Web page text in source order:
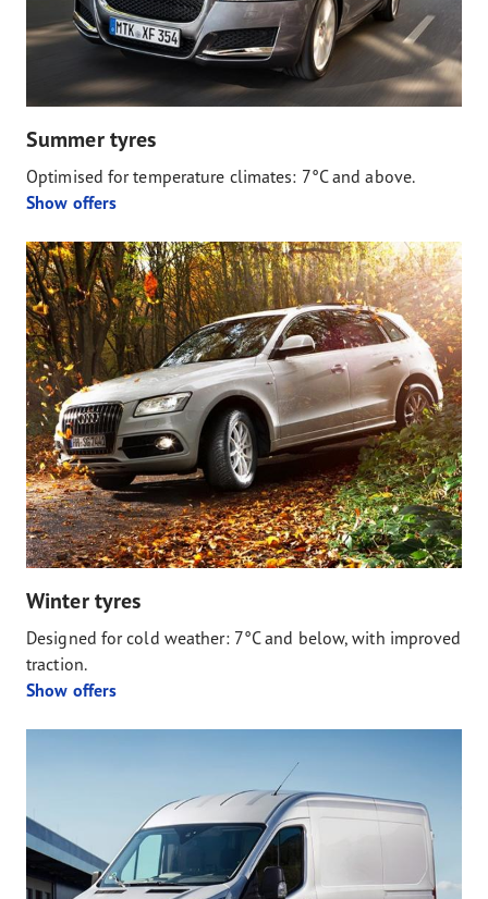
Summer tyres
Optimised for temperature climates: 7°C and above.
Show offers
Winter tyres
Designed for cold weather: 7°C and below, with improved
traction.
Show offers